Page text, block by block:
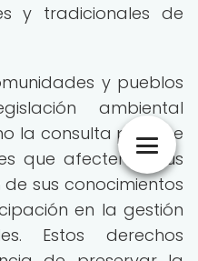
y tradicionales de
y pueblos
ambiental
la consulta previa e
que afecten a sus
sus conocimientos
en la gestión
Estos derechos